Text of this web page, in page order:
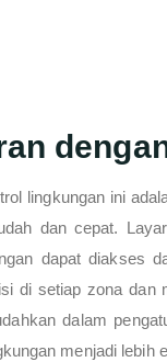
lingkungan ini
dan cepat.
dapat diakses
di setiap zona
dalam
menjadi lebih